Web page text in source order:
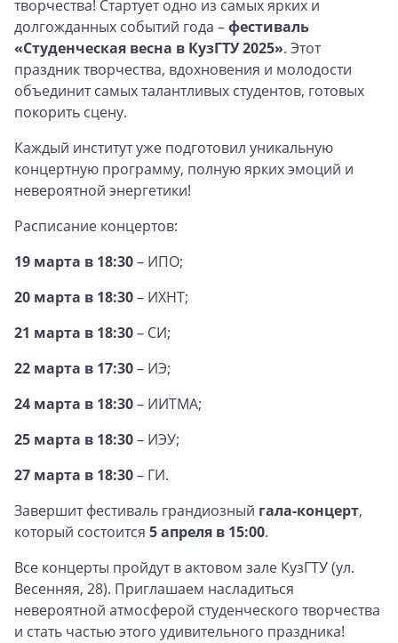
творчества! Стартует одно из самых ярких и
долгожданных событий года –фестиваль
«Студенческая весна в КузГТУ 2025». Этот
праздник творчества, вдохновения и молодости
объединит самых талантливых студентов, готовых
покорить сцену.
Каждый институт уже подготовил уникальную
концертную программу, полную ярких эмоций и
невероятной энергетики!
Расписание концертов:
19 марта в 18:30– ИПО;
20 марта в 18:30– ИХНТ;
21 марта в 18:30– СИ;
22 марта в 17:30– ИЭ;
24 марта в 18:30– ИИТМА;
25 марта в 18:30– ИЭУ;
27 марта в 18:30– ГИ.
Завершит фестиваль грандиозный гала-концерт,
который состоится 5 апреля в 15:00.
Все концерты пройдут в актовом зале КузГТУ (ул.
Весенняя, 28). Приглашаем насладиться
невероятной атмосферой студенческого творчества
и стать частью этого удивительного праздника!